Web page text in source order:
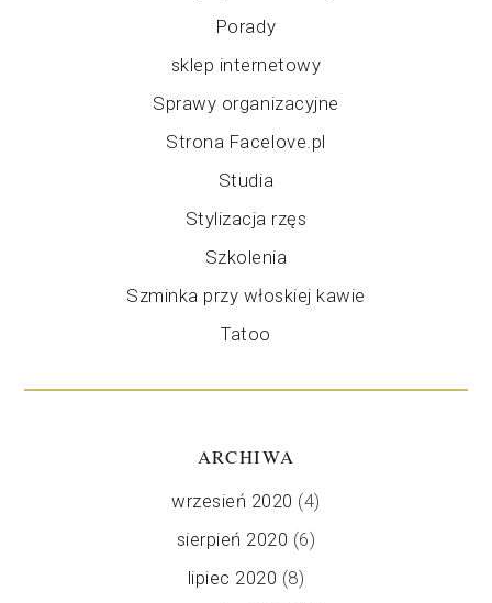
Porady
sklep internetowy
Sprawy organizacyjne
Strona Facelove.pl
Studia
Stylizacja rzęs
Szkolenia
Szminka przy włoskiej kawie
Tatoo
ARCHIWA
wrzesień 2020 (4)
sierpień 2020 (6)
lipiec 2020 (8)